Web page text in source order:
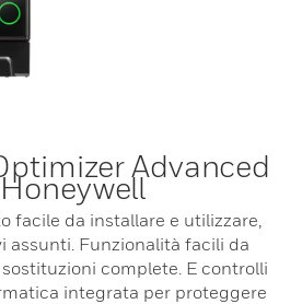
Advanced
facile da installare e utilizzare,
assunti. Funzionalità facili da
complete. E controlli
integrata per proteggere